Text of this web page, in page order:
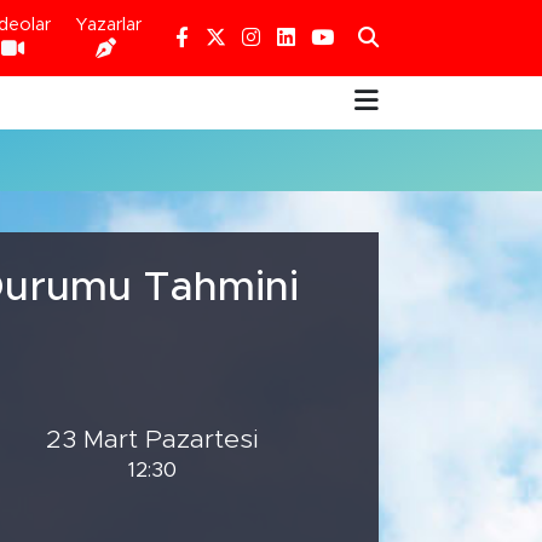
Yazarlar
Tahmini
23 Mart Pazartesi
12:30